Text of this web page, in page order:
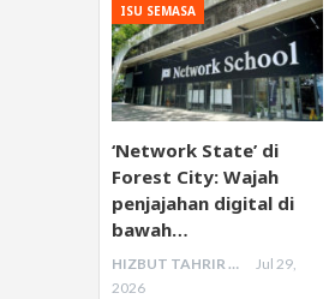
ISU SEMASA
‘Network State’ di
Forest City: Wajah
penjajahan digital di
bawah…
HIZBUT TAHRIR MALAYSIA
Jul 29,
2026